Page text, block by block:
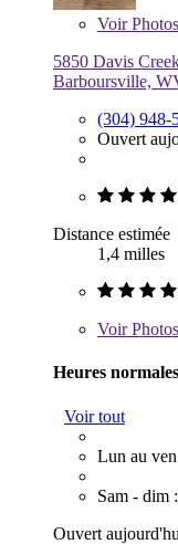
VoirPhotos
5850 Davis
Barboursville,
(304) 948-
Ouvert
Distance estimée
1,4 milles
VoirPhotos
Heures normales
Voir tout
Lun au
Sam - dim
Ouvert